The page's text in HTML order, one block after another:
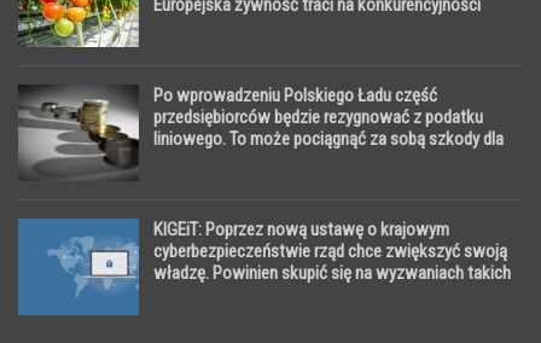
Europejska żywność traci na konkurencyjności
Po wprowadzeniu Polskiego Ładu część
przedsiębiorców będzie rezygnować z podatku
liniowego. To może pociągnąć za sobą szkody dla
KIGEiT: Poprzez nową ustawę o krajowym
cyberbezpieczeństwie rząd chce zwiększyć swoją
władzę. Powinien skupić się na wyzwaniach takich